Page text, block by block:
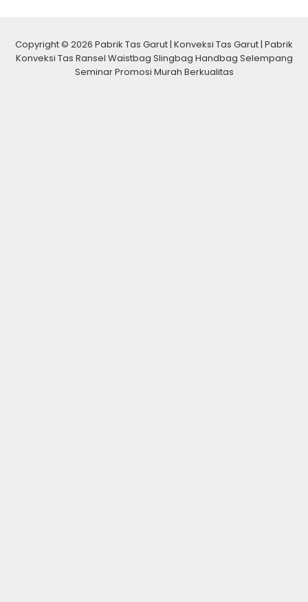
Copyright © 2026 Pabrik Tas Garut | Konveksi Tas Garut | Pabrik
Konveksi Tas Ransel Waistbag Slingbag Handbag Selempang
Seminar Promosi Murah Berkualitas